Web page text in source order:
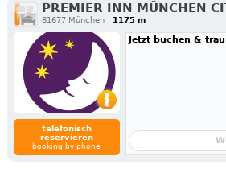
PREMIER INN MÜNCHEN
81677 München 1175 m
telefonisch
reservieren
booking by phone
Jetzt buchen &